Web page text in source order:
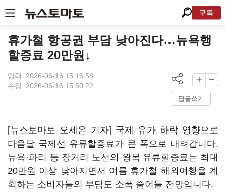
구독
휴가철 항공권 부담 낮아진다…뉴욕행
할증료 20만원↓
입력: 2026-06-16 15:16:58
수정: 2026-06-16 15:50:22
답글쓰기
[뉴스토마토 오세은 기자] 국제 유가 하락 영향으로
다음달 국제선 유류할증료가 큰 폭으로 내려갑니다.
뉴욕·파리 등 장거리 노선의 왕복 유류할증료는 최대
20만원 이상 낮아지면서 여름 휴가철 해외여행을 계
획하는 소비자들의 부담도 소폭 줄어들 전망입니다.